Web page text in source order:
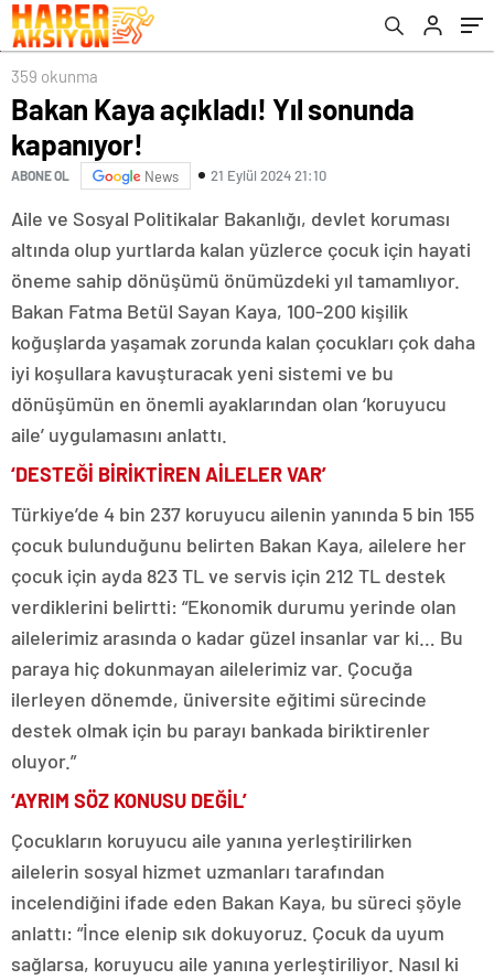
359 okunma
Bakan Kaya açıkladı! Yıl sonunda
kapanıyor!
ABONE OL News 21 Eylül 2024 21:10
Aile ve Sosyal Politikalar Bakanlığı, devlet koruması
altında olup yurtlarda kalan yüzlerce çocuk için hayati
öneme sahip dönüşümü önümüzdeki yıl tamamlıyor.
Bakan Fatma Betül Sayan Kaya, 100-200 kişilik
koğuşlarda yaşamak zorunda kalan çocukları çok daha
iyi koşullara kavuşturacak yeni sistemi ve bu
dönüşümün en önemli ayaklarından olan ‘koruyucu
aile’ uygulamasını anlattı.
‘DESTEĞİ BİRİKTİREN AİLELER VAR’
Türkiye’de 4 bin 237 koruyucu ailenin yanında 5 bin 155
çocuk bulunduğunu belirten Bakan Kaya, ailelere her
çocuk için ayda 823 TL ve servis için 212 TL destek
verdiklerini belirtti: “Ekonomik durumu yerinde olan
ailelerimiz arasında o kadar güzel insanlar var ki… Bu
paraya hiç dokunmayan ailelerimiz var. Çocuğa
ilerleyen dönemde, üniversite eğitimi sürecinde
destek olmak için bu parayı bankada biriktirenler
oluyor.”
‘AYRIM SÖZ KONUSU DEĞİL’
Çocukların koruyucu aile yanına yerleştirilirken
ailelerin sosyal hizmet uzmanları tarafından
incelendiğini ifade eden Bakan Kaya, bu süreci şöyle
anlattı: “İnce elenip sık dokuyoruz. Çocuk da uyum
sağlarsa, koruyucu aile yanına yerleştiriliyor. Nasıl ki